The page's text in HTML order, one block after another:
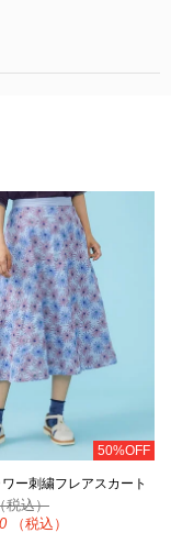
50%OFF
ー刺繍フレアスカート
税込）
（税込）